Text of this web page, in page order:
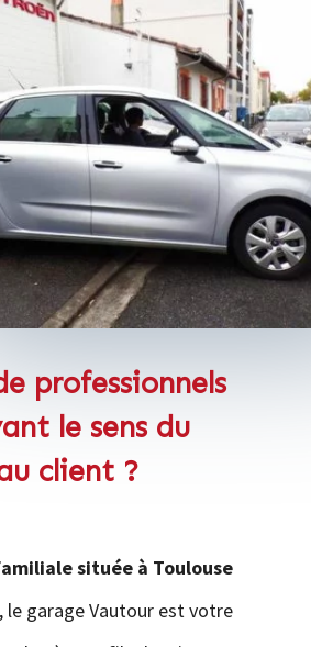
professionnels
le sens du
client ?
située à Toulouse
, le garage Vautour est votre